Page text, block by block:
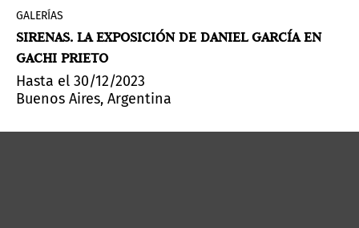
GALERÍAS
SIRENAS. LA EXPOSICIÓN DE DANIEL GARCÍA EN
GACHI PRIETO
Hasta el 30/12/2023
Buenos Aires, Argentina